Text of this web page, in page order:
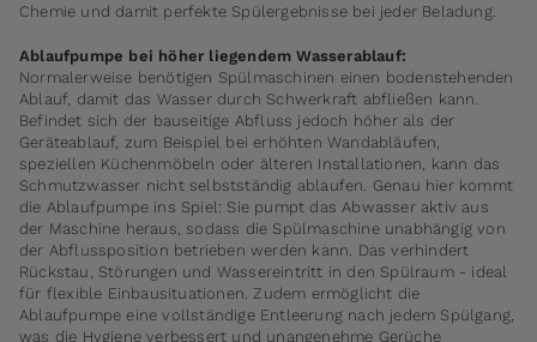
Chemie und damit perfekte Spülergebnisse bei jeder Beladung.
Ablaufpumpe bei höher liegendem Wasserablauf:
Normalerweise benötigen Spülmaschinen einen bodenstehenden
Ablauf, damit das Wasser durch Schwerkraft abfließen kann.
Befindet sich der bauseitige Abfluss jedoch höher als der
Geräteablauf, zum Beispiel bei erhöhten Wandabläufen,
speziellen Küchenmöbeln oder älteren Installationen, kann das
Schmutzwasser nicht selbstständig ablaufen. Genau hier kommt
die Ablaufpumpe ins Spiel: Sie pumpt das Abwasser aktiv aus
der Maschine heraus, sodass die Spülmaschine unabhängig von
der Abflussposition betrieben werden kann. Das verhindert
Rückstau, Störungen und Wassereintritt in den Spülraum - ideal
für flexible Einbausituationen. Zudem ermöglicht die
Ablaufpumpe eine vollständige Entleerung nach jedem Spülgang,
was die Hygiene verbessert und unangenehme Gerüche